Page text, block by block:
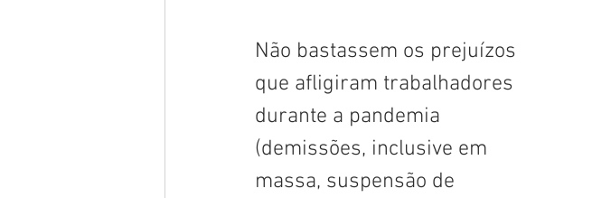
Não bastassem os prejuízos
que afligiram trabalhadores
durante a pandemia
(demissões, inclusive em
massa, suspensão de